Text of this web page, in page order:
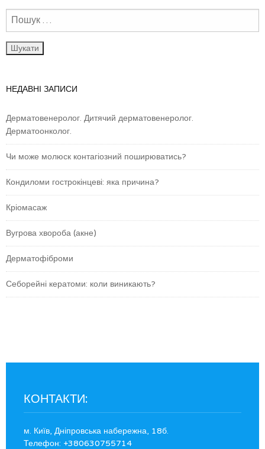
НЕДАВНІ ЗАПИСИ
Дерматовенеролог. Дитячий дерматовенеролог.
Дерматоонколог.
Чи може молюск контагіозний поширюватись?
Кондиломи гострокінцеві: яка причина?
Кріомасаж
Вугрова хвороба (акне)
Дерматофіброми
Себорейні кератоми: коли виникають?
КОНТАКТИ:
м. Київ, Дніпровська набережна, 18б.
Телефон: +380630755714